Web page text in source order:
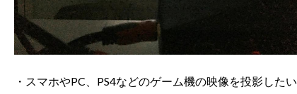
・スマホやPC、PS4などのゲーム機の映像を投影したい